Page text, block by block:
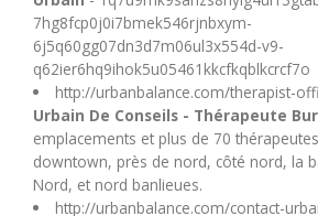
S
T
U
V
7hg8fcp0j0i7bmek546rjnbxym-
6j5q60gg07dn3d7m06ul3x554d-v9-
q62ier6hq9ihok5u05461kkcfkqblkcrcf7o
http://urbanbalance.com/therapist-
Urbain De Conseils - Thérapeute
emplacements et plus de 70
downtown, près de nord, côté nord, la
Nord, et nord banlieues.
http://urbanbalance.com/contact-